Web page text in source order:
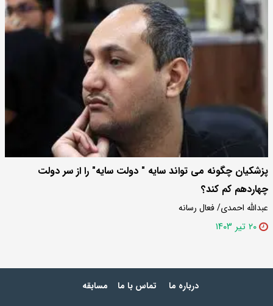
پزشکیان چگونه می تواند سایه " دولت سایه" را از سر دولت
چهاردهم کم کند؟
عبدالله احمدی/ فعال رسانه
۲۰ تیر ۱۴۰۳
درباره ما تماس با ما مسابقه